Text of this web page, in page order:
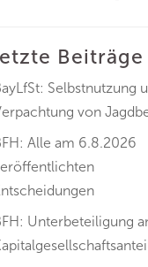
Beiträge
Selbstnutzung
von
Alle am 6.8.2026
Unterbeteiligung